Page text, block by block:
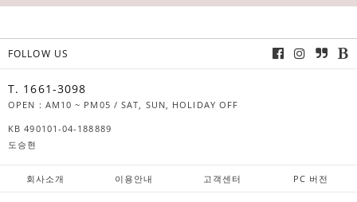
FOLLOW US
T. 1661-3098
OPEN : AM10 ~ PM05 / SAT, SUN, HOLIDAY OFF
KB 490101-04-188889
도승현
회사소개 이용안내 고객센터 PC 버전